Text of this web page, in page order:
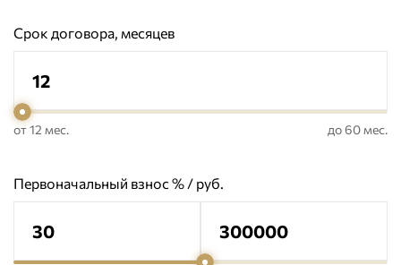
Срок договора, месяцев
от 12 мес. до 60 мес.
Первоначальный взнос % / руб.